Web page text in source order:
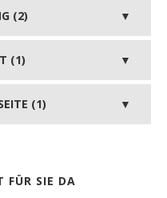
(2)
(1)
(1)
FÜR SIE DA